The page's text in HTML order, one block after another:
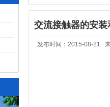
交流接触器的安
发布时间：2015-08-21